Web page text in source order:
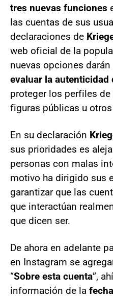
tres nuevas funciones
las cuentas de sus
declaraciones de
web oficial de la
nuevas opciones
evaluar la autenticidad
proteger los perfiles
figuras públicas u
En su declaración
sus prioridades es
personas con malas
motivo ha dirigido sus
garantizar que las
que interactúan
que dicen ser.
De ahora en adelante
en Instagram se
“Sobre esta cuenta”,
información de la